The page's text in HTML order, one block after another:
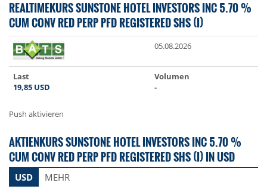
REALTIMEKURS SUNSTONE HOTEL INVESTORS INC 5.70 %
CUM CONV RED PERP PFD REGISTERED SHS (I)
05.08.2026
Last
19,85 USD
Volumen
-
Push aktivieren
AKTIENKURS SUNSTONE HOTEL INVESTORS INC 5.70 %
CUM CONV RED PERP PFD REGISTERED SHS (I) IN USD
USD MEHR